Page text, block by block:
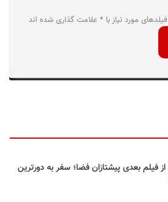
فیلدهای مورد نیاز با * علامت گذاری شده اند
فیلم بعدی پیشتازان فضا؛ سفر به دورترین